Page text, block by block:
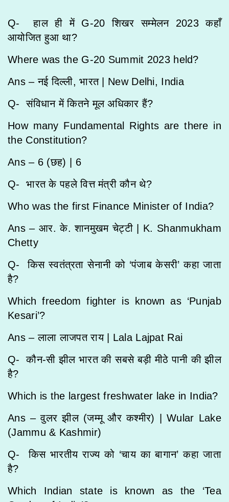
Q- हाल ही में G-20 शिखर सम्मेलन 2023 कहाँ
आयोजित हुआ था?
Where was the G-20 Summit 2023 held?
Ans – नई दिल्ली, भारत | New Delhi, India
Q- संविधान में कितने मूल अधिकार हैं?
How many Fundamental Rights are there in
the Constitution?
Ans – 6 (छह) | 6
Q- भारत के पहले वित्त मंत्री कौन थे?
Who was the first Finance Minister of India?
Ans – आर. के. शानमुखम चेट्टी | K. Shanmukham
Chetty
Q- किस स्वतंत्रता सेनानी को ‘पंजाब केसरी’ कहा जाता
है?
Which freedom fighter is known as ‘Punjab
Kesari’?
Ans – लाला लाजपत राय | Lala Lajpat Rai
Q- कौन-सी झील भारत की सबसे बड़ी मीठे पानी की झील
है?
Which is the largest freshwater lake in India?
Ans – वुलर झील (जम्मू और कश्मीर) |Wular Lake
(Jammu & Kashmir)
Q- किस भारतीय राज्य को ‘चाय का बागान’ कहा जाता
है?
Which Indian state is known as the ‘Tea